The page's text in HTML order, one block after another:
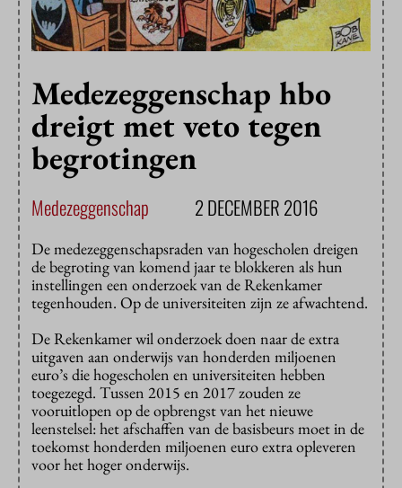
Medezeggenschap hbo
dreigt met veto tegen
begrotingen
Medezeggenschap 2 DECEMBER 2016
De medezeggenschapsraden van hogescholen dreigen
de begroting van komend jaar te blokkeren als hun
instellingen een onderzoek van de Rekenkamer
tegenhouden. Op de universiteiten zijn ze afwachtend.
De Rekenkamer wil onderzoek doen naar de extra
uitgaven aan onderwijs van honderden miljoenen
euro’s die hogescholen en universiteiten hebben
toegezegd. Tussen 2015 en 2017 zouden ze
vooruitlopen op de opbrengst van het nieuwe
leenstelsel: het afschaffen van de basisbeurs moet in de
toekomst honderden miljoenen euro extra opleveren
voor het hoger onderwijs.